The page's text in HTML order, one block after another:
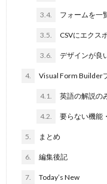
3.4. フォームを一
3.5. CSVにエクス
3.6. デザインが良
4. Visual Form Builder
4.1. 英語の解説の
4.2. 要らない機能
5. まとめ
6. 編集後記
7. Today’s New